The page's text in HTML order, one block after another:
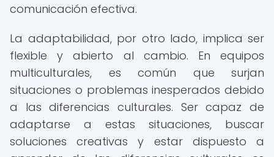
comunicación efectiva.
La adaptabilidad, por otro lado, implica ser
flexible y abierto al cambio. En equipos
multiculturales, es común que surjan
situaciones o problemas inesperados debido
a las diferencias culturales. Ser capaz de
adaptarse a estas situaciones, buscar
soluciones creativas y estar dispuesto a